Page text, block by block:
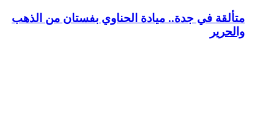
متألقة في جدة.. ميادة الحناوي بفستان من الذهب
والحرير